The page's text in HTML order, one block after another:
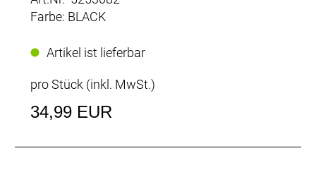
Farbe: BLACK
Artikel ist lieferbar
pro Stück (inkl. MwSt.)
34,99 EUR